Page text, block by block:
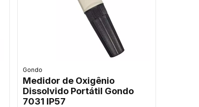
Gondo
Medidor de Oxigênio
Dissolvido Portátil Gondo
7031 IP57